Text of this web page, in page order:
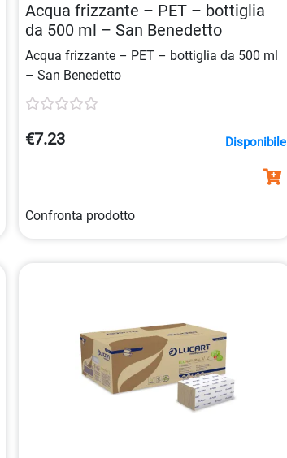
Acqua frizzante – PET – bottiglia
da 500 ml – San Benedetto
Acqua frizzante – PET – bottiglia da 500 ml
– San Benedetto
€7.23 Disponibile
Confronta prodotto